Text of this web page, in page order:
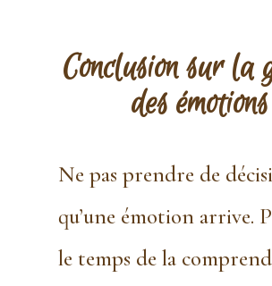
Conclusion sur la
des émotions
Ne pas prendre de
qu’une émotion arrive.
le temps de la